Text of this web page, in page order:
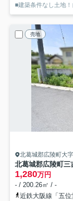
■建築条件なし土地
売地
北葛城郡広陵町大
北葛城郡広陵町
1,280万円
- / 200.26㎡ / -
近鉄大阪線「五